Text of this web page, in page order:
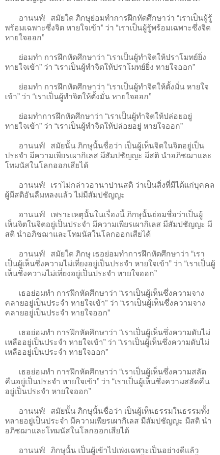
อานนท์! สมัยใด ภิกษุย่อมทำการฝึกหัดศึกษาว่า “เราเป็นผู้รู้
พร้อมเฉพาะซึ่งจิต หายใจเข้า” ว่า “เราเป็นผู้รู้พร้อมเฉพาะซึ่งจิต
หายใจออก”
ย่อมทำ การฝึกหัดศึกษาว่า “เราเป็นผู้ทำจิตให้ปราโมทย์ยิ่ง
หายใจเข้า” ว่า “เราเป็นผู้ทำจิตให้ปราโมทย์ยิ่ง หายใจออก”
ย่อมทำ การฝึกหัดศึกษาว่า “เราเป็นผู้ทำจิตให้ตั้งมั่น หายใจ
เข้า” ว่า “เราเป็นผู้ทำจิตให้ตั้งมั่น หายใจออก”
ย่อมทำการฝึกหัดศึกษาว่า “เราเป็นผู้ทำจิตให้ปล่อยอยู่
หายใจเข้า” ว่า “เราเป็นผู้ทำจิตให้ปล่อยอยู่ หายใจออก”
อานนท์! สมัยนั้น ภิกษุนั้นชื่อว่า เป็นผู้เห็นจิตในจิตอยู่เป็น
ประจำ มีความเพียรเผากิเลส มีสัมปชัญญะ มีสติ นำอภิชฌาและ
โทมนัสในโลกออกเสียได้
อานนท์! เราไม่กล่าวอานาปานสติ ว่าเป็นสิ่งที่มีได้แก่บุคคล
ผู้มีสติอันลืมหลงแล้ว ไม่มีสัมปชัญญะ
อานนท์! เพราะเหตุนั้นในเรื่องนี้ ภิกษุนั้นย่อมชื่อว่าเป็นผู้
เห็นจิตในจิตอยู่เป็นประจำ มีความเพียรเผากิเลส มีสัมปชัญญะ มี
สติ นำอภิชฌาและโทมนัสในโลกออกเสียได้
อานนท์! สมัยใด ภิกษุ เธอย่อมทำการฝึกหัดศึกษาว่า “เรา
เป็นผู้เห็นซึ่งความไม่เที่ยงอยู่เป็นประจำ หายใจเข้า” ว่า “เราเป็นผู้
เห็นซึ่งความไม่เที่ยงอยู่เป็นประจำ หายใจออก”
เธอย่อมทำ การฝึกหัดศึกษาว่า “เราเป็นผู้เห็นซึ่งความจาง
คลายอยู่เป็นประจำ หายใจเข้า” ว่า “เราเป็นผู้เห็นซึ่งความจาง
คลายอยู่เป็นประจำ หายใจออก”
เธอย่อมทำ การฝึกหัดศึกษาว่า “เราเป็นผู้เห็นซึ่งความดับไม่
เหลืออยู่เป็นประจำ หายใจเข้า” ว่า “เราเป็นผู้เห็นซึ่งความดับไม่
เหลืออยู่เป็นประจำ หายใจออก”
เธอย่อมทำ การฝึกหัดศึกษาว่า “เราเป็นผู้เห็นซึ่งความสลัด
คืนอยู่เป็นประจำ หายใจเข้า” ว่า “เราเป็นผู้เห็นซึ่งความสลัดคืน
อยู่เป็นประจำ หายใจออก”
อานนท์! สมัยนั้น ภิกษุนั้นชื่อว่า เป็นผู้เห็นธรรมในธรรมทั้ง
หลายอยู่เป็นประจำ มีความเพียรเผากิเลส มีสัมปชัญญะ มีสติ นำ
อภิชฌาและโทมนัสในโลกออกเสียได้
อานนท์! ภิกษุนั้น เป็นผู้เข้าไปเพ่งเฉพาะเป็นอย่างดีแล้ว